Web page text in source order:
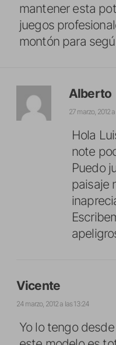
mantener esta
juegos
montón para
Alberto
27 marzo, 2012
Hola
note
Puedo
paisaje
Vicente
24 marzo, 2012 a las 13:24
Yo lo tengo